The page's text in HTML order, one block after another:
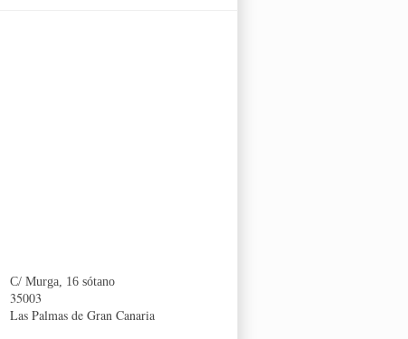
C/ Murga, 16 sótano
35003
Las Palmas de Gran Canaria